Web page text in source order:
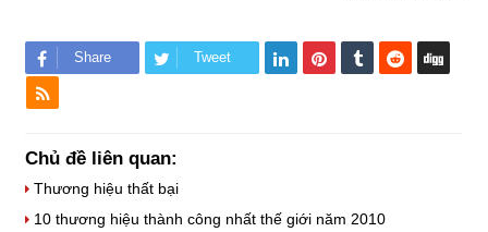
Share Tweet
Chủ đề liên quan:
Thương hiệu thất bại
10 thương hiệu thành công nhất thế giới năm 2010